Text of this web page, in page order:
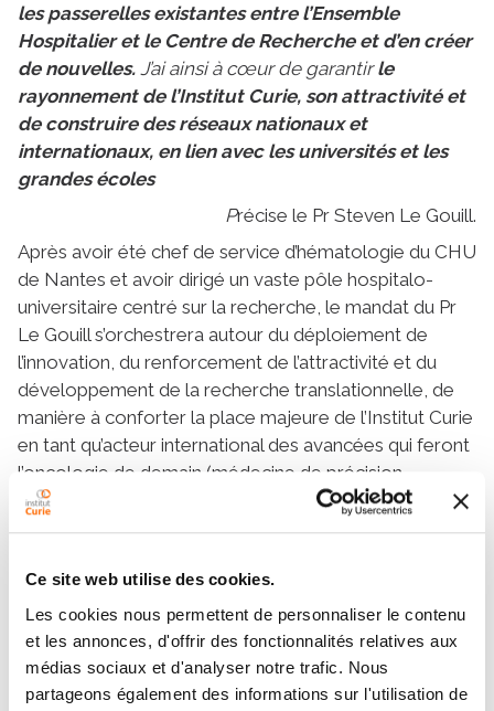
Ce site web utilise des cookies.
Les cookies nous permettent de personnaliser le contenu
et les annonces, d'offrir des fonctionnalités relatives aux
médias sociaux et d'analyser notre trafic. Nous
partageons également des informations sur l'utilisation de
les passerelles existantes entre l’Ensemble
Hospitalier et le Centre de Recherche et d’en créer
de nouvelles. J’ai ainsi à cœur de garantirle
rayonnement de l’Institut Curie, son attractivité et
de construire des réseaux nationaux et
internationaux, en lien avec les universités et les
grandes écoles
Précise le Pr Steven Le Gouill.
Après avoir été chef de service d’hématologie du CHU
de Nantes et avoir dirigé un vaste pôle hospitalo-
universitaire centré sur la recherche, le mandat du Pr
Le Gouill s’orchestrera autour du déploiement de
l’innovation, du renforcement de l’attractivité et du
développement de la recherche translationnelle, de
manière à conforter la place majeure de l’Institut Curie
en tant qu’acteur international des avancées qui feront
l’oncologie de demain (médecine de précision,
immunothérapie, nanomédicaments, vaccins
thérapeutiques, …).
également poursuivre pleinement l’engagement
autour dela démocratie sanitaire et scientifique
«pour que les futures innovations de rupture
bénéficient au mieux et au plus vite aux patients, qui
ont eux-mêmes un rôle important à jouer en terme